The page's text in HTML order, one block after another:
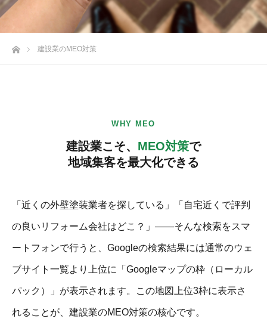
ホーム建設業のMEO対策
WHY MEO
建設業こそ、 MEO対策で
地域集客を最大化できる
「近くの外壁塗装業者を探している」「自宅近くで評判
の良いリフォーム会社はどこ？」——そんな検索をスマ
ートフォンで行うと、Googleの検索結果には通常のウェ
ブサイト一覧より上位に「Googleマップの枠（ローカル
パック）」が表示されます。この地図上位3枠に表示さ
れることが、建設業のMEO対策の核心です。